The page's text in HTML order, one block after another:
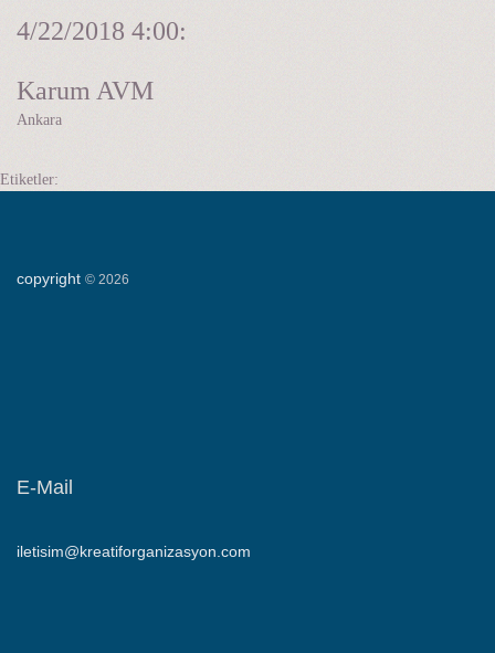
4/22/2018 4:00:
Karum AVM
Ankara
Etiketler:
copyright © 2026
E-Mail
iletisim@kreatiforganizasyon.com